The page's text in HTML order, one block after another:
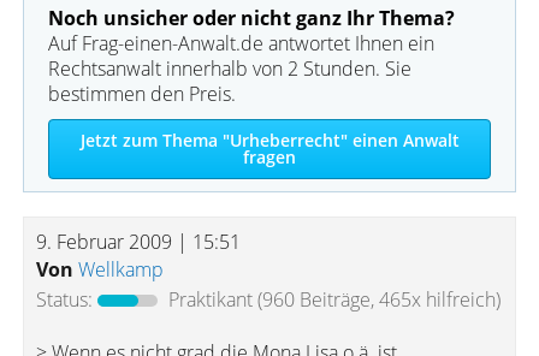
Noch unsicher oder nicht ganz Ihr Thema?
Auf Frag-einen-Anwalt.de antwortet Ihnen ein
Rechtsanwalt innerhalb von 2 Stunden. Sie
bestimmen den Preis.
Jetzt zum Thema "Urheberrecht" einen Anwalt
fragen
9. Februar 2009 | 15:51
Von Wellkamp
Status:
Praktikant(960 Beiträge, 465x hilfreich)